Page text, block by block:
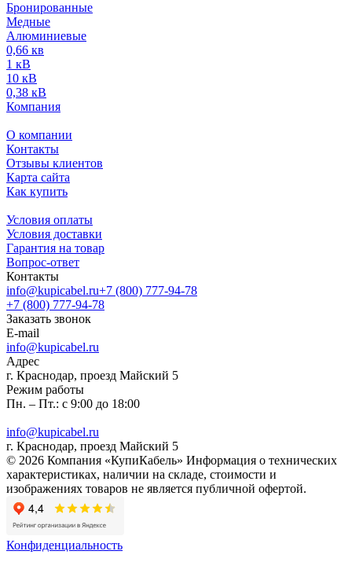
Бронированные
Медные
Алюминиевые
0,66 кв
1 кВ
10 кВ
0,38 кВ
Компания
О компании
Контакты
Отзывы клиентов
Карта сайта
Как купить
Условия оплаты
Условия доставки
Гарантия на товар
Вопрос-ответ
Контакты
info@kupicabel.ru+7 (800) 777-94-78
+7 (800) 777-94-78
Заказать звонок
E-mail
info@kupicabel.ru
Адрес
г. Краснодар, проезд Майский 5
Режим работы
Пн. – Пт.: с 9:00 до 18:00
info@kupicabel.ru
г. Краснодар, проезд Майский 5
© 2026 Компания «КупиКабель» Информация о технических
характеристиках, наличии на складе, стоимости и
изображениях товаров не является публичной офертой.
Конфиденциальность